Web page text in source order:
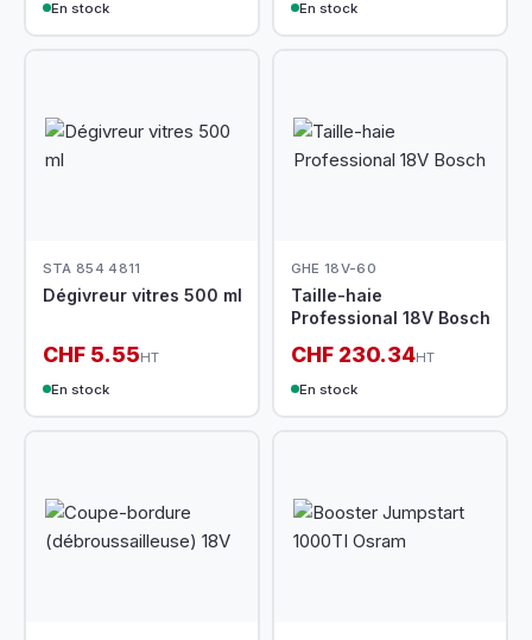
En stock
En stock
STA 854 4811
Dégivreur vitres 500 ml
CHF 5.55HT
En stock
GHE 18V-60
Taille-haie
Professional 18V Bosch
CHF 230.34HT
En stock